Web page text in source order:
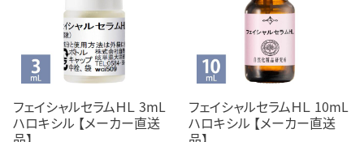
フェイシャルセラムＨＬ 3mL
ハロキシル 【メーカー直送
フェイシャルセラムＨＬ 10mL
ハロキシル 【メーカー直送